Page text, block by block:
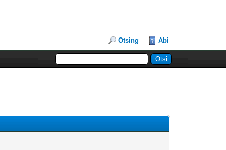
Otsing Abi